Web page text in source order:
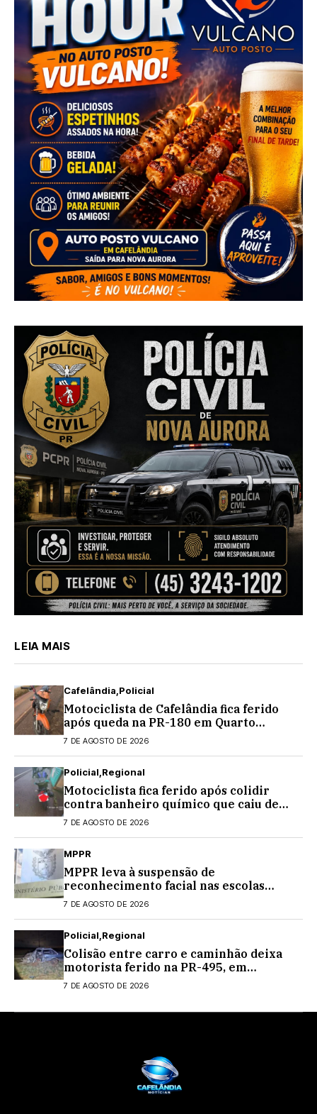
LEIA MAIS
Cafelândia Policial
Motociclista de Cafelândia fica ferido
após queda na PR-180 em Quarto
Centenário
7 DE AGOSTO DE 2026
Policial Regional
Motociclista fica ferido após colidir
contra banheiro químico que caiu de
caminhão na PRC-467, em Cascavel
7 DE AGOSTO DE 2026
MPPR
MPPR leva à suspensão de
reconhecimento facial nas escolas
estaduais
7 DE AGOSTO DE 2026
Policial Regional
Colisão entre carro e caminhão deixa
motorista ferido na PR-495, em
Medianeira
7 DE AGOSTO DE 2026